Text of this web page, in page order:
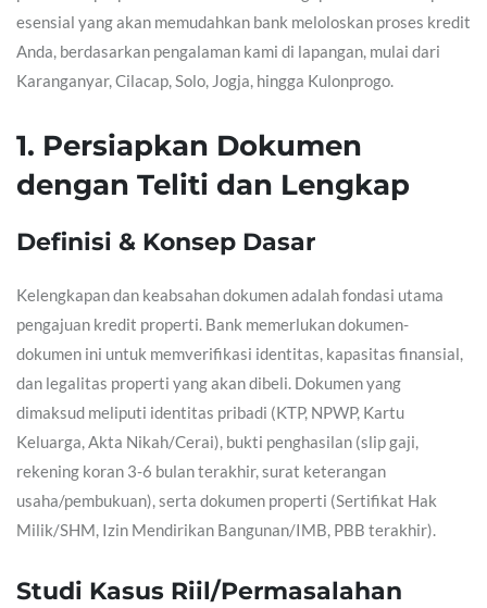
esensial yang akan memudahkan bank meloloskan proses kredit
Anda, berdasarkan pengalaman kami di lapangan, mulai dari
Karanganyar, Cilacap, Solo, Jogja, hingga Kulonprogo.
1. Persiapkan Dokumen
dengan Teliti dan Lengkap
Definisi & Konsep Dasar
Kelengkapan dan keabsahan dokumen adalah fondasi utama
pengajuan kredit properti. Bank memerlukan dokumen-
dokumen ini untuk memverifikasi identitas, kapasitas finansial,
dan legalitas properti yang akan dibeli. Dokumen yang
dimaksud meliputi identitas pribadi (KTP, NPWP, Kartu
Keluarga, Akta Nikah/Cerai), bukti penghasilan (slip gaji,
rekening koran 3-6 bulan terakhir, surat keterangan
usaha/pembukuan), serta dokumen properti (Sertifikat Hak
Milik/SHM, Izin Mendirikan Bangunan/IMB, PBB terakhir).
Studi Kasus Riil/Permasalahan